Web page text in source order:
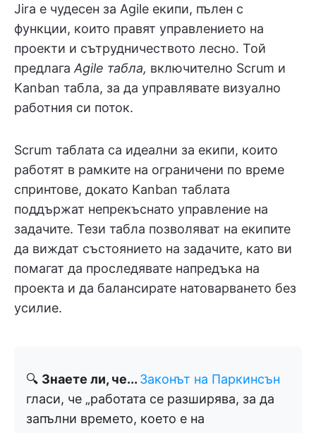
Jira е чудесен за Agile екипи, пълен с
функции, които правят управлението на
проекти и сътрудничеството лесно. Той
предлага Agile табла, включително Scrum и
Kanban табла, за да управлявате визуално
работния си поток.
Scrum таблата са идеални за екипи, които
работят в рамките на ограничени по време
спринтове, докато Kanban таблата
поддържат непрекъснато управление на
задачите. Тези табла позволяват на екипите
да виждат състоянието на задачите, като ви
помагат да проследявате напредъка на
проекта и да балансирате натоварването без
усилие.
🔍 Знаете ли, че... Законът на Паркинсън
гласи, че „работата се разширява, за да
запълни времето, което е на